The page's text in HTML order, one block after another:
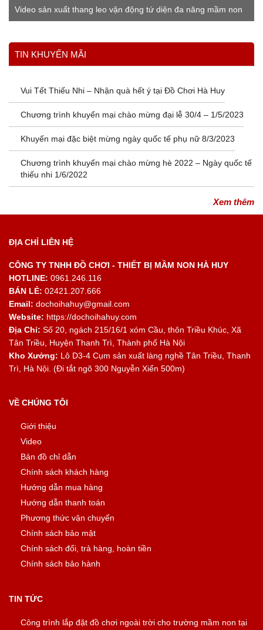
Video sản xuất thang leo vận động tứ diện đa năng mầm non
Xem thêm
TIN KHUYẾN MÃI
Vui Tết Thiếu Nhi – Nhận quà hết ý tại Đồ Chơi Hà Huy
Chương trình khuyến mại chào mừng đại lễ 30/4 – 1/5/2023
Khuyến mại đặc biệt mừng ngày quốc tế phụ nữ 8/3/2023
Chương trình khuyến mại chào mừng hè 2022 – Ngày quốc tế
thiếu nhi 1/6/2022
Xem thêm
ĐỊA CHỈ LIÊN HỆ
CÔNG TY TNHH ĐỒ CHƠI - THIẾT BỊ MẦM NON HÀ HUY
HOTLINE: 0961.246.116
BÁN LẺ: 02421.207.666
Email: dochoihahuy@gmail.com
Website: https://dochoihahuy.com
Địa Chỉ: Số 20, ngách 215/16/1 xóm Cầu, thôn Triều Khúc, Xã
Tân Triều, Huyện Thanh Trì, Thành phố Hà Nội
Kho Xưởng: Lô D3-4 Cụm sản xuất làng nghề Tân Triều, Thanh
Trì, Hà Nội. (Đi tắt ngõ 300 Nguyễn Xiển 500m)
VỀ CHÚNG TÔI
Giới thiệu
Video
Bản đồ chỉ dẫn
Chính sách khách hàng
Hướng dẫn mua hàng
Hướng dẫn thanh toán
Phương thức vận chuyển
Chính sách bảo mật
Chính sách đổi, trả hàng, hoàn tiền
Chính sách bảo hành
TIN TỨC
Công trình lắp đặt đồ chơi ngoài trời cho trường mầm non tại